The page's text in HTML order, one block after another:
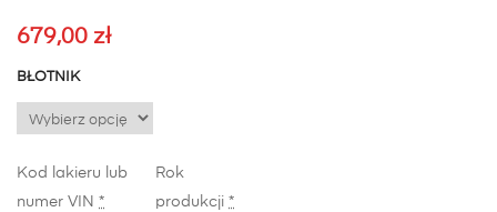
679,00 zł
BŁOTNIK
Kod lakieru lub
numer VIN *
Rok
produkcji *